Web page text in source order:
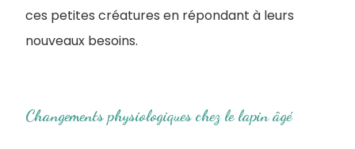
ces petites créatures en répondant à leurs
nouveaux besoins.
Changements physiologiques chez le lapin âgé